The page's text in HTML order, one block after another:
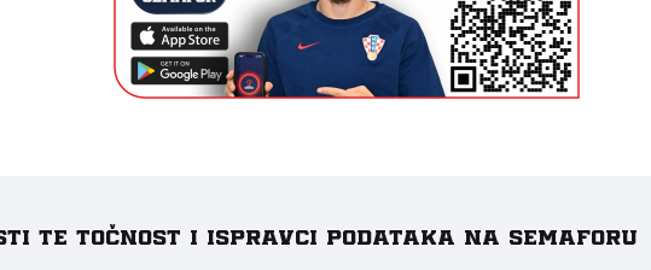
te točnost i ispravci podataka na Semaforu